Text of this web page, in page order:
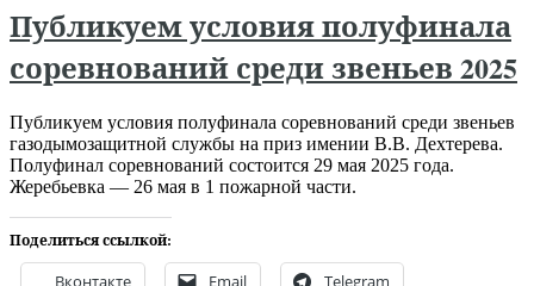
Публикуем условия полуфинала
соревнований среди звеньев 2025
Публикуем условия полуфинала соревнований среди звеньев
газодымозащитной службы на приз имении В.В. Дехтерева.
Полуфинал соревнований состоится 29 мая 2025 года.
Жеребьевка — 26 мая в 1 пожарной части.
Поделиться ссылкой:
Вконтакте Email Telegram